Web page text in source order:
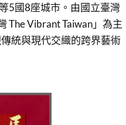
5國8座城市。由國立臺灣
The Vibrant Taiwan」為主
統與現代交織的跨界藝術